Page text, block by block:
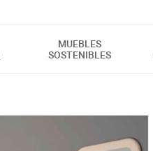
MUEBLES
SOSTENIBLES